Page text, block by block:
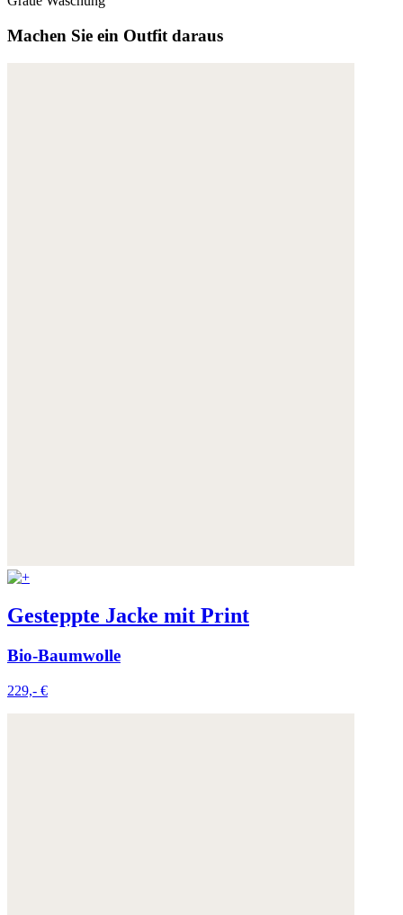
Machen Sie ein Outfit daraus
Gesteppte Jacke mit Print
Bio-Baumwolle
229,- €